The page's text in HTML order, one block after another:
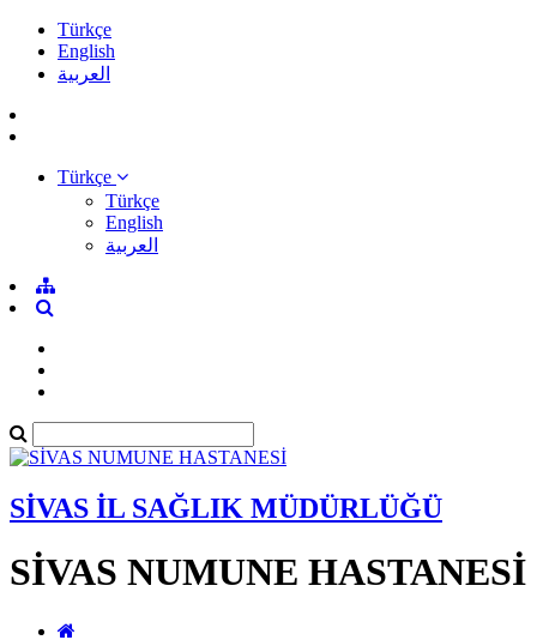
Türkçe
English
العربية
Türkçe
Türkçe
English
العربية
SİVAS İL SAĞLIK MÜDÜRLÜĞÜ
SİVAS NUMUNE HASTANESİ